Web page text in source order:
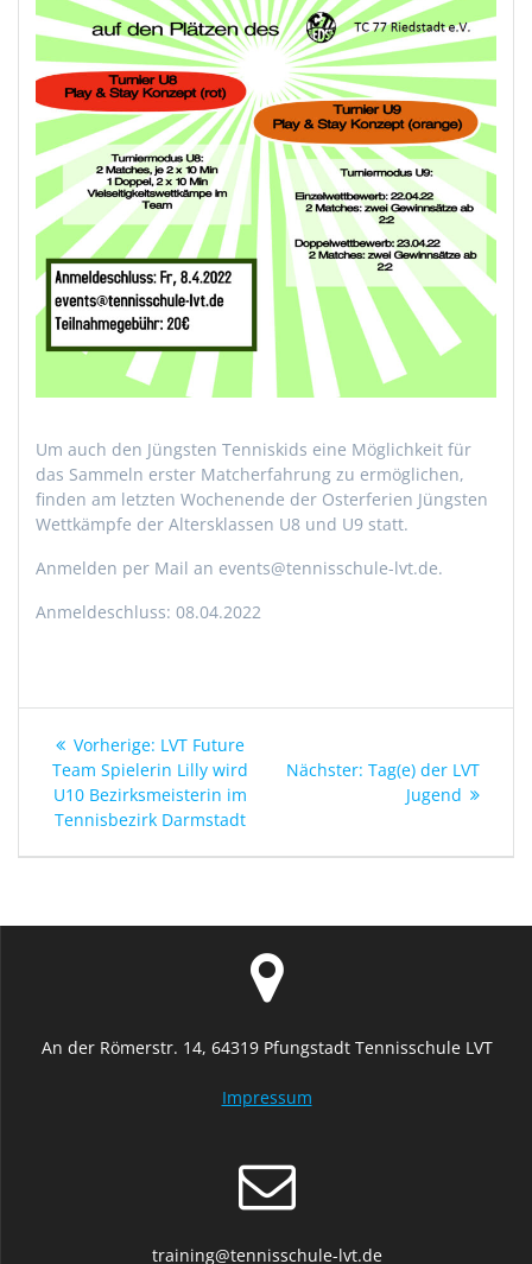
Um auch den Jüngsten Tenniskids eine Möglichkeit für
das Sammeln erster Matcherfahrung zu ermöglichen,
finden am letzten Wochenende der Osterferien Jüngsten
Wettkämpfe der Altersklassen U8 und U9 statt.
Anmelden per Mail an events@tennisschule-lvt.de.
Anmeldeschluss: 08.04.2022
Beitragsnavigation
Vorherige: Vorheriger
Beitrag:
LVT Future
Team Spielerin Lilly wird
U10 Bezirksmeisterin im
Tennisbezirk Darmstadt
Nächster: Nächster
Beitrag:
Tag(e) der LVT
Jugend
An der Römerstr. 14, 64319 Pfungstadt Tennisschule LVT
Impressum
training@tennisschule-lvt.de